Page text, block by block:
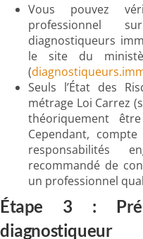
Vous pouvez
professionnel
diagnostiqueurs
le site du
(
Seuls l’État des
métrage Loi Carrez
théoriquement
Cependant,
responsabilités
recommandé de
un professionnel
Étape 3 :
diagnostiqueur